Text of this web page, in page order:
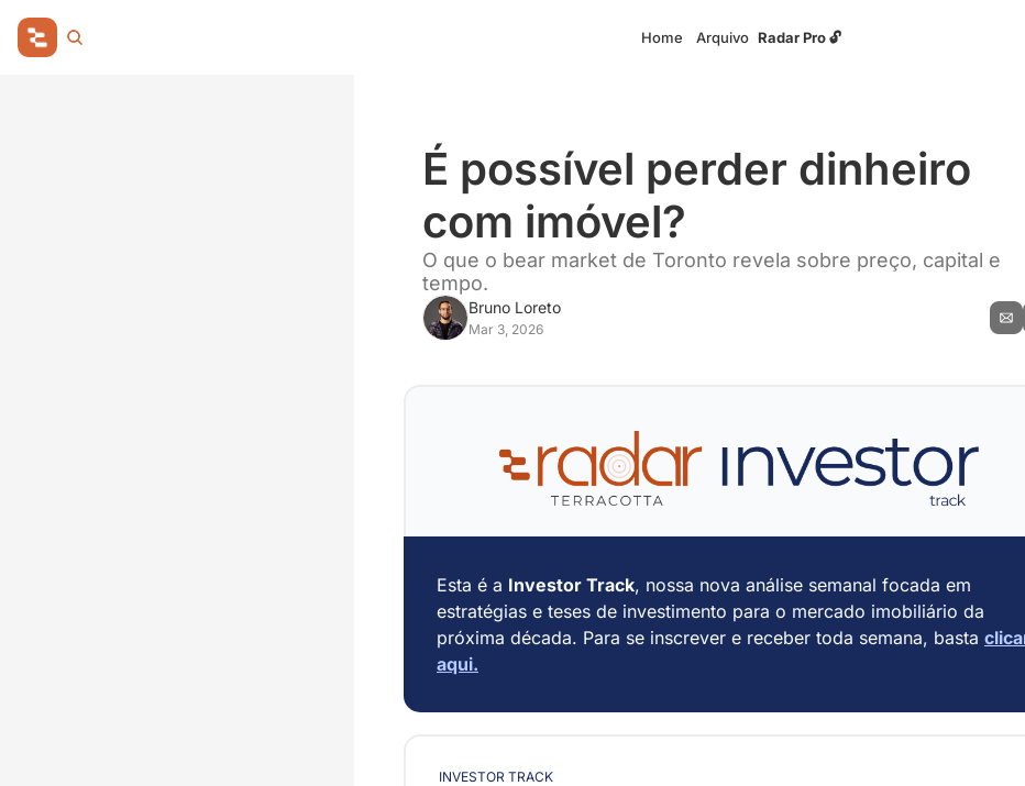
Home Arquivo Radar Pro 🔓
É possível perder dinheiro
com imóvel?
O que o bear market de Toronto revela sobre preço, capital e
tempo.
Bruno Loreto
Mar 3, 2026
Esta é a Investor Track, nossa nova análise semanal focada em
estratégias e teses de investimento para o mercado imobiliário da
próxima década. Para se inscrever e receber toda semana, basta
aqui.
INVESTOR TRACK